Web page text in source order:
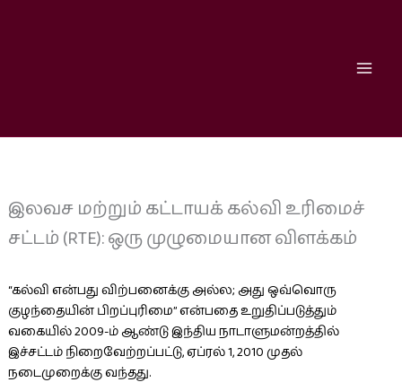
இலவச மற்றும் கட்டாயக் கல்வி உரிமைச்
சட்டம் (RTE): ஒரு முழுமையான விளக்கம்
“கல்வி என்பது விற்பனைக்கு அல்ல; அது ஒவ்வொரு
குழந்தையின் பிறப்புரிமை” என்பதை உறுதிப்படுத்தும்
வகையில் 2009-ம் ஆண்டு இந்திய நாடாளுமன்றத்தில்
இச்சட்டம் நிறைவேற்றப்பட்டு, ஏப்ரல் 1, 2010 முதல்
நடைமுறைக்கு வந்தது.